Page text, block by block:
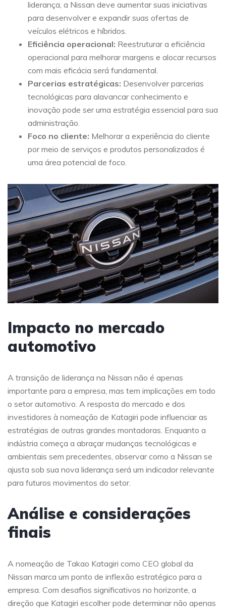
liderança, a Nissan deve aumentar suas iniciativas
para desenvolver e expandir suas ofertas de
veículos elétricos e híbridos.
Eficiência operacional: Reestruturar a eficiência
operacional para melhorar margens e alocar recursos
com mais eficácia será fundamental.
Parcerias estratégicas: Desenvolver parcerias
tecnológicas para alavancar conhecimento e
inovação pode ser uma estratégia essencial para sua
administração.
Foco no cliente: Melhorar a experiência do cliente
por meio de serviços e produtos personalizados é
uma área potencial de foco.
Impacto no mercado
automotivo
A transição de liderança na Nissan não é apenas
importante para a empresa, mas tem implicações em todo
o setor automotivo. A resposta do mercado e dos
investidores à nomeação de Katagiri pode influenciar as
estratégias de outras grandes montadoras. Enquanto a
indústria começa a abraçar mudanças tecnológicas e
ambientais sem precedentes, observar como a Nissan se
ajusta sob sua nova liderança será um indicador relevante
para futuros movimentos do setor.
Análise e considerações
finais
A nomeação de Takao Katagiri como CEO global da
Nissan marca um ponto de inflexão estratégico para a
empresa. Com desafios significativos no horizonte, a
direção que Katagiri escolher pode determinar não apenas